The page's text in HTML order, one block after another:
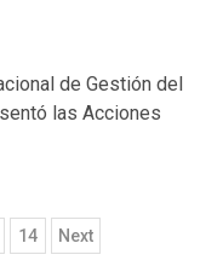
de Gestión del
las Acciones
14 Next